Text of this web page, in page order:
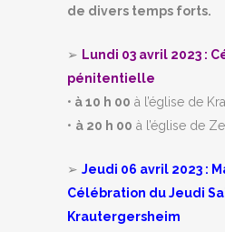
de divers temps forts.
➢ Lundi 03 avril 2023 :
pénitentielle
• à 10 h 00 à l’église de
• à 20 h 00 à l’église de
➢ Jeudi 06 avril 2023 :
Célébration du Jeudi
Krautergersheim